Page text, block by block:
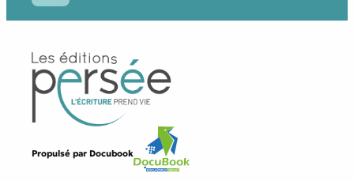
Propulsé par Docubook